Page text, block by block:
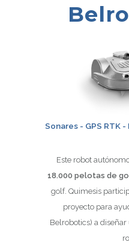
Sonares - GPS RTK
Este robot
18.000 pelotas de
golf. Quimesis
proyecto para
Belrobotics) a